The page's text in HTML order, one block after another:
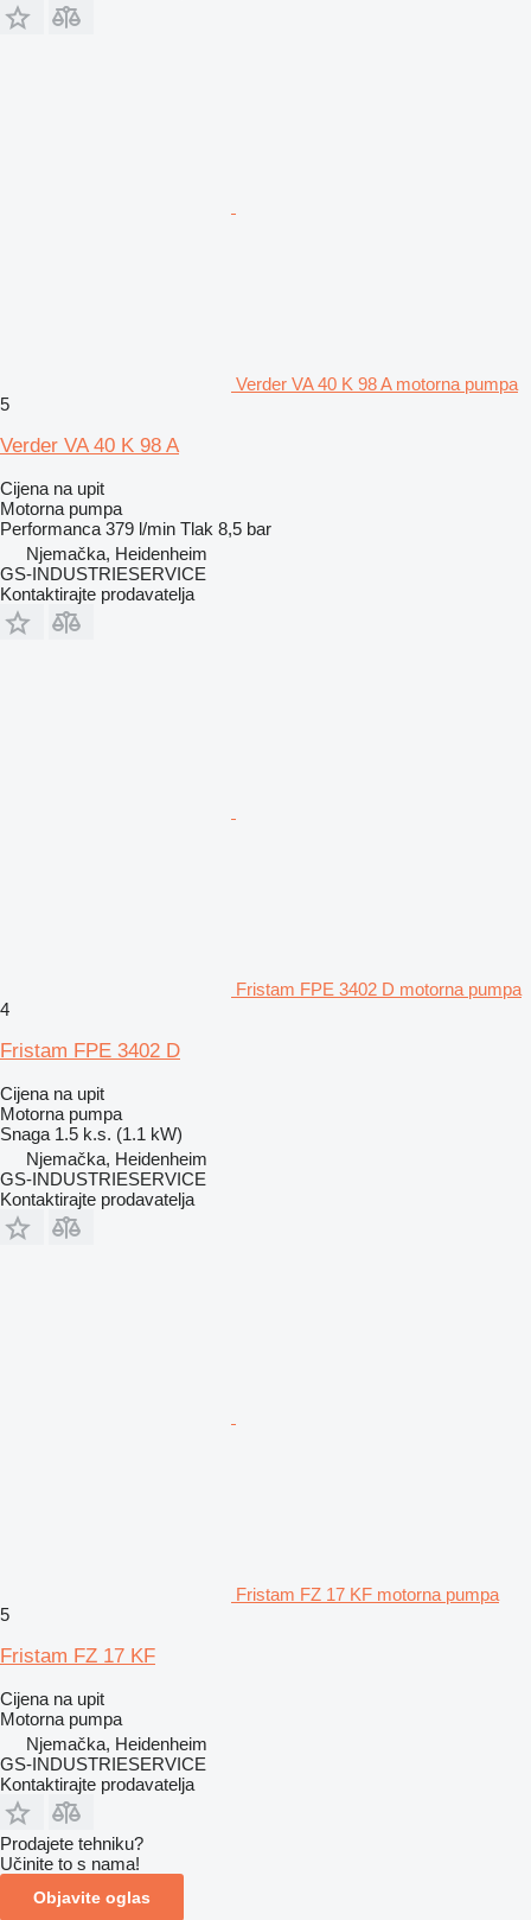
Verder VA 40 K 98 A motorna pumpa
5
Verder VA 40 K 98 A
Cijena na upit
Motorna pumpa
Performanca 379 l/min Tlak 8,5 bar
Njemačka, Heidenheim
GS-INDUSTRIESERVICE
Kontaktirajte prodavatelja
Fristam FPE 3402 D motorna pumpa
4
Fristam FPE 3402 D
Cijena na upit
Motorna pumpa
Snaga 1.5 k.s. (1.1 kW)
Njemačka, Heidenheim
GS-INDUSTRIESERVICE
Kontaktirajte prodavatelja
Fristam FZ 17 KF motorna pumpa
5
Fristam FZ 17 KF
Cijena na upit
Motorna pumpa
Njemačka, Heidenheim
GS-INDUSTRIESERVICE
Kontaktirajte prodavatelja
Prodajete tehniku?
Učinite to s nama!
Objavite oglas